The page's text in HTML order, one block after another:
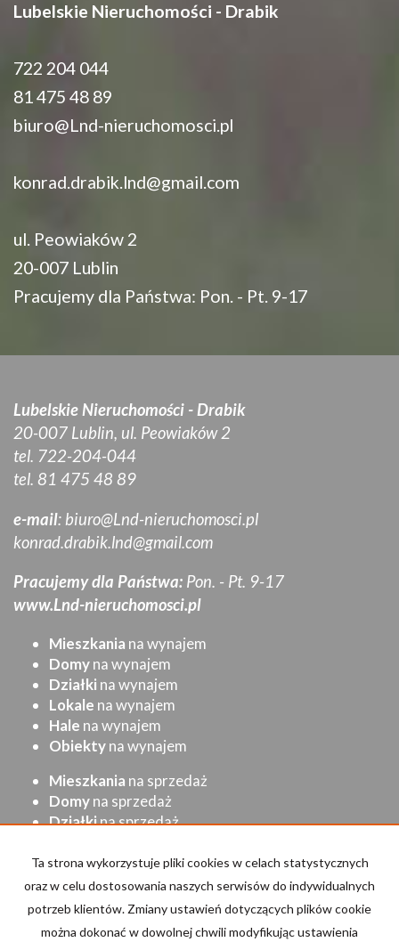
Lubelskie Nieruchomości - Drabik
722 204 044
81 475 48 89
biuro@Lnd-nieruchomosci.pl
konrad.drabik.lnd@gmail.com
ul. Peowiaków 2
20-007 Lublin
Pracujemy dla Państwa: Pon. - Pt. 9-17
Lubelskie Nieruchomości - Drabik
20-007 Lublin, ul. Peowiaków 2
tel. 722-204-044
tel. 81 475 48 89
e-mail: biuro@Lnd-nieruchomosci.pl
konrad.drabik.lnd@gmail.com
Pracujemy dla Państwa: Pon. - Pt. 9-17
www.Lnd-nieruchomosci.pl
Mieszkania na wynajem
Domyna wynajem
Działki na wynajem
Lokale na wynajem
Hale na wynajem
Obiektyna wynajem
Mieszkania na sprzedaż
Domyna sprzedaż
Działkina sprzedaż
Halena sprzedaż
Obiektyna sprzedaż
Strona główna Kup Sprzedaj/Wynajmij Kontakt
Ta strona wykorzystuje pliki cookies w celach statystycznych
oraz w celu dostosowania naszych serwisów do indywidualnych
potrzeb klientów. Zmiany ustawień dotyczących plików cookie
można dokonać w dowolnej chwili modyfikując ustawienia